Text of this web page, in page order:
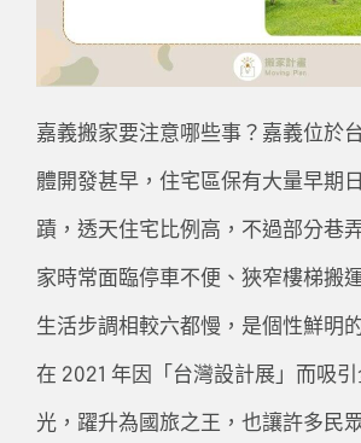
嘉義搬家要注意哪些事？嘉義位於
體開發甚早，住宅區保有大量早期
蹟，透天住宅比例高，不過部分巷
家時常面臨停車不便、狹窄樓梯搬
生活步調相較六都慢，是個性鮮明
在 2021 年因「台灣設計展」而吸引
光，躍升為國旅之王，也讓許多民